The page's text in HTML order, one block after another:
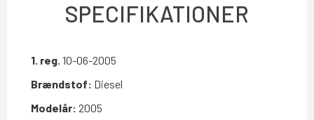
SPECIFIKATIONER
1. reg. 10-06-2005
Brændstof: Diesel
Modelår: 2005